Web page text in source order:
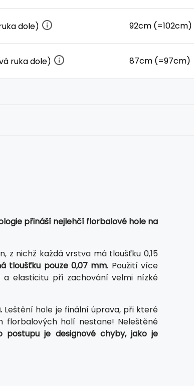
dole) 92cm (=102cm)
ruka dole) 87cm (=97cm)
přináší nejlehčí florbalové hole na
z nichž každá vrstva má tloušťku 0,15
tloušťku pouze 0,07 mm. Použití více
elasticitu při zachování velmi nízké
Leštění hole je finální úprava, při které
florbalových holí nestane! Neleštěné
postupu je designové chyby, jako je